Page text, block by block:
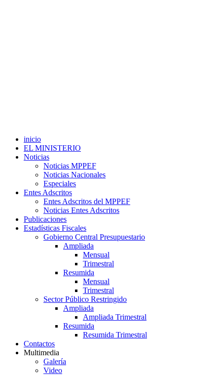
inicio
EL MINISTERIO
Noticias
Noticias MPPEF
Noticias Nacionales
Especiales
Entes Adscritos
Entes Adscritos del MPPEF
Noticias Entes Adscritos
Publicaciones
Estadísticas Fiscales
Gobierno Central Presupuestario
Ampliada
Mensual
Trimestral
Resumida
Mensual
Trimestral
Sector Público Restringido
Ampliada
Ampliada Trimestral
Resumida
Resumida Trimestral
Contactos
Multimedia
Galería
Video